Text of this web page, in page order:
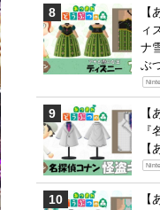
【
ィ
ナ
ぶ
【
『
【
【